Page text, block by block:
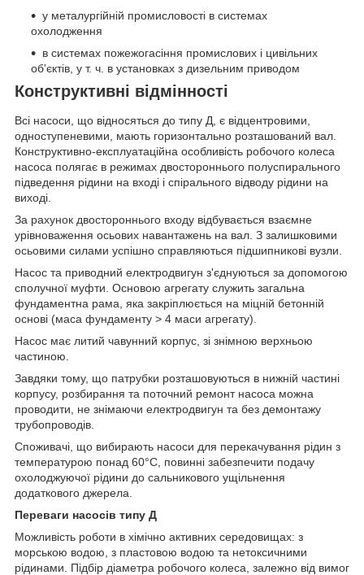
у металургійній промисловості в системах
охолодження
в системах пожежогасіння промислових і цивільних
об'єктів, у т. ч. в установках з дизельним приводом
Конструктивні відмінності
Всі насоси, що відносяться до типу Д, є відцентровими,
одноступеневими, мають горизонтально розташований вал.
Конструктивно-експлуатаційна особливість робочого колеса
насоса полягає в режимах двостороннього полуспирального
підведення рідини на вході і спірального відводу рідини на
виході.
За рахунок двостороннього входу відбувається взаємне
урівноваження осьових навантажень на вал. З залишковими
осьовими силами успішно справляються підшипникові вузли.
Насос та приводний електродвигун з'єднуються за допомогою
сполучної муфти. Основою агрегату служить загальна
фундаментна рама, яка закріплюється на міцній бетонній
основі (маса фундаменту > 4 маси агрегату).
Насос має литий чавунний корпус, зі знімною верхньою
частиною.
Завдяки тому, що патрубки розташовуються в нижній частині
корпусу, розбирання та поточний ремонт насоса можна
проводити, не знімаючи електродвигун та без демонтажу
трубопроводів.
Споживачі, що вибирають насоси для перекачування рідин з
температурою понад 60°С, повинні забезпечити подачу
охолоджуючої рідини до сальникового ущільнення
додаткового джерела.
Переваги насосів типу Д
Можливість роботи в хімічно активних середовищах: з
морською водою, з пластовою водою та нетоксичними
рідинами. Підбір діаметра робочого колеса, залежно від вимог